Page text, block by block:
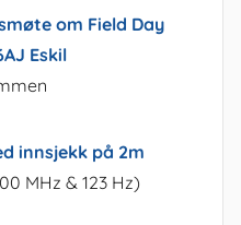
om Field Day
Eskil
innsjekk på 2m
MHz & 123 Hz)